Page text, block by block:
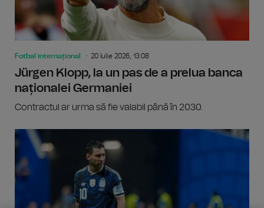
Fotbal internațional 20 Iulie 2026, 13:08
Jürgen Klopp, la un pas de a prelua banca
naționalei Germaniei
Contractul ar urma să fie valabil până în 2030.